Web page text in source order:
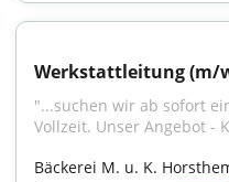
Werkstattleitung (m/
"...suchen wir ab sofort
Vollzeit. Unser Angebot -
Bäckerei M. u. K.